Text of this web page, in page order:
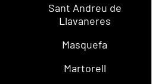
Sant Andreu de
Llavaneres
Masquefa
Martorell